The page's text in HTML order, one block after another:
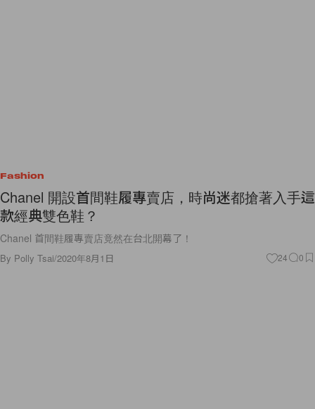
Fashion
Chanel 開設首間鞋履專賣店，時尚迷都搶著入手這
款經典雙色鞋？
Chanel 首間鞋履專賣店竟然在台北開幕了！
By Polly Tsai/2020年8月1日 24 0